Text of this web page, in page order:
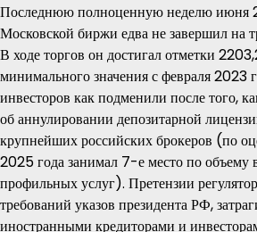
Последнюю полноценную неделю июня
Московской биржи едва не завершил на
В ходе торгов он достигал отметки
минимального значения с февраля 2023
инвесторов как подменили после того,
об аннулировании депозитарной
крупнейших российских брокеров (по
2025 года занимал 7-е место по объему
профильных услуг). Претензии
требований указов президента РФ,
иностранными кредиторами и